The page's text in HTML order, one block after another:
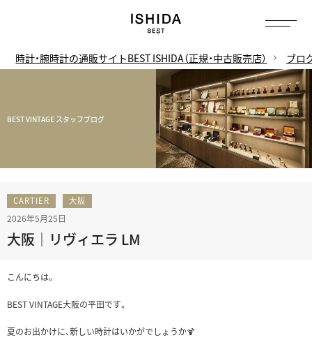
時計・腕時計の通販サイトBEST ISHIDA（正規・中古販売店） ブロ
BEST VINTAGE スタッフブログ
CARTIER 大阪
2026年5月25日
大阪｜リヴィエラ LM
こんにちは。
BEST VINTAGE大阪の平田です。
夏のお出かけに、新しい時計はいかがでしょうか🍹